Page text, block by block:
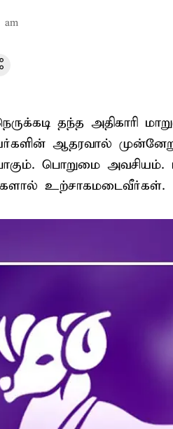
am
தந்த அதிகாரி
ஆதரவால்
பொறுமை
உற்சாகமடைவீர்கள்.